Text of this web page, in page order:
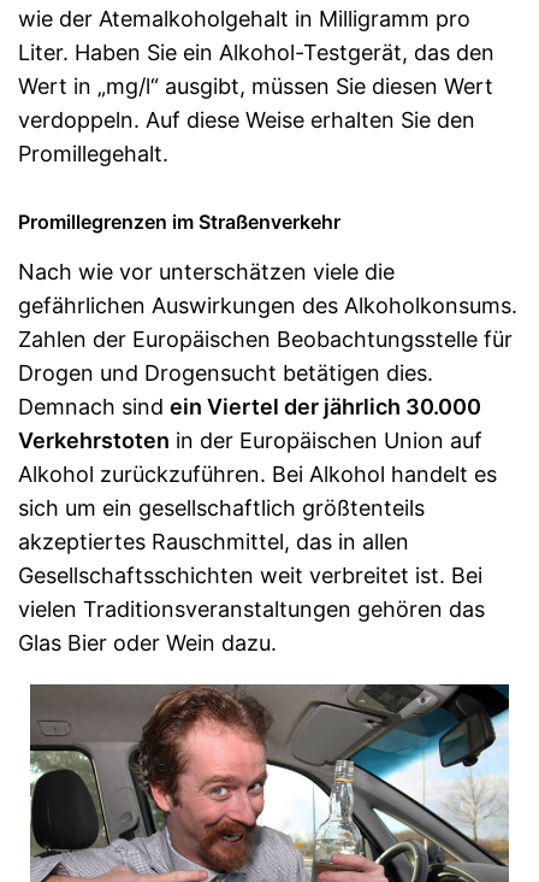
wie der Atemalkoholgehalt in Milligramm pro
Liter. Haben Sie ein Alkohol-Testgerät, das den
Wert in „mg/l“ ausgibt, müssen Sie diesen Wert
verdoppeln. Auf diese Weise erhalten Sie den
Promillegehalt.
Promillegrenzen im Straßenverkehr
Nach wie vor unterschätzen viele die
gefährlichen Auswirkungen des Alkoholkonsums.
Zahlen der Europäischen Beobachtungsstelle für
Drogen und Drogensucht betätigen dies.
Demnach sind ein Viertel der jährlich 30.000
Verkehrstoten in der Europäischen Union auf
Alkohol zurückzuführen. Bei Alkohol handelt es
sich um ein gesellschaftlich größtenteils
akzeptiertes Rauschmittel, das in allen
Gesellschaftsschichten weit verbreitet ist. Bei
vielen Traditionsveranstaltungen gehören das
Glas Bier oder Wein dazu.